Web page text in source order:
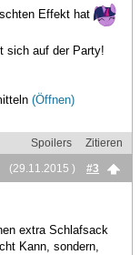
Effekt hat
sich auf der Party!
(Öffnen)
Spoilers
Zitieren
(29.11.2015 )
#3
extra Schlafsack
Kann, sondern,